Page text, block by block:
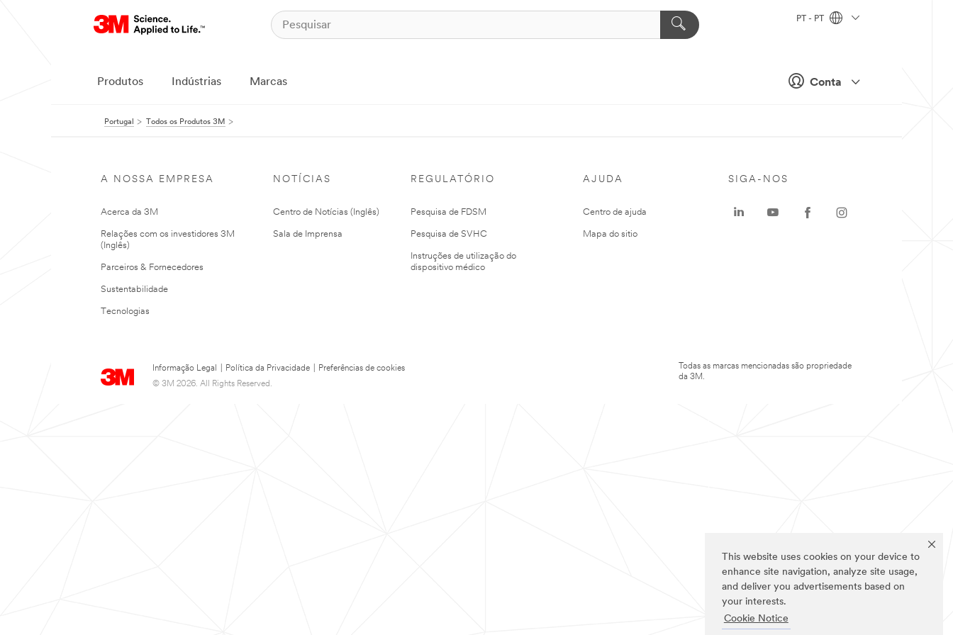
This website uses cookies on your device to
enhance site navigation, analyze site usage,
and deliver you advertisements based on
your interests.
Cookie Notice
Conta
PT - PT
Produtos Indústrias Marcas
Portugal Todos os Produtos 3M
A NOSSA EMPRESA
Acerca da 3M
Relações com os investidores 3M
(Inglês)
Parceiros & Fornecedores
Sustentabilidade
Tecnologias
NOTÍCIAS
Centro de Notícias (Inglês)
Sala de Imprensa
REGULATÓRIO
Pesquisa de FDSM
Pesquisa de SVHC
Instruções de utilização do
dispositivo médico
AJUDA
Centro de ajuda
Mapa do sitio
Informação Legal Política da Privacidade
Preferências de cookies
© 3M 2026. All Rights Reserved.
SIGA-NOS
Todas as marcas mencionadas são propriedade
da 3M.